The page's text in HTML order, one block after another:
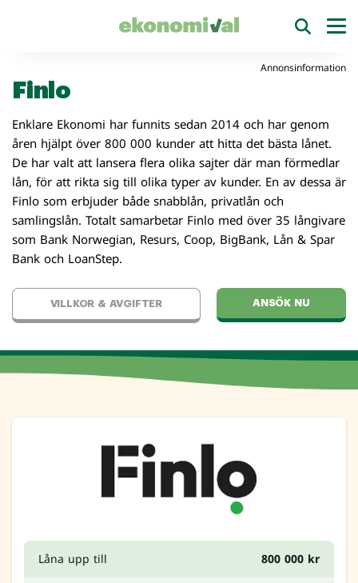
Annonsinformation
Finlo
Enklare Ekonomi har funnits sedan 2014 och har genom
åren hjälpt över 800 000 kunder att hitta det bästa lånet.
De har valt att lansera flera olika sajter där man förmedlar
lån, för att rikta sig till olika typer av kunder. En av dessa är
Finlo som erbjuder både snabblån, privatlån och
samlingslån. Totalt samarbetar Finlo med över 35 långivare
som Bank Norwegian, Resurs, Coop, BigBank, Lån & Spar
Bank och LoanStep.
VILLKOR & AVGIFTER ANSÖK NU
Låna upp till 800 000 kr